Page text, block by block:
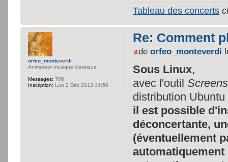
Tableau des concerts
Re: Comment
deorfeo_monteverdi
Sous Linux,
avec l'outil
distribution
il est possible
déconcertante,
(éventuellement
orfeo_monteverdi
Animateur musique classique
Messages: 786
Inscription: Lun 2 Déc 2013 14:50